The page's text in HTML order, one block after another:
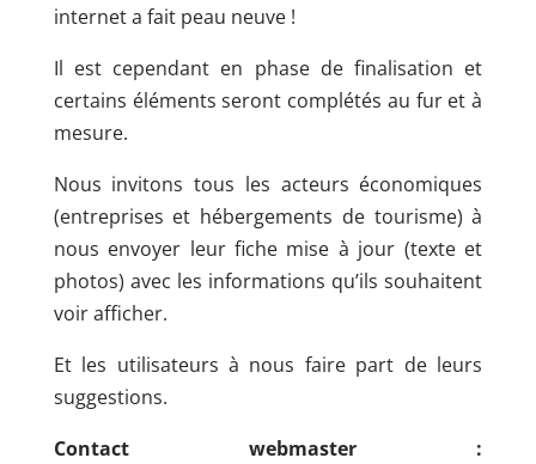
internet a fait peau neuve !
Il est cependant en phase de finalisation et
certains éléments seront complétés au fur et à
mesure.
Nous invitons tous les acteurs économiques
(entreprises et hébergements de tourisme) à
nous envoyer leur fiche mise à jour (texte et
photos) avec les informations qu’ils souhaitent
voir afficher.
Et les utilisateurs à nous faire part de leurs
suggestions.
Contact webmaster :